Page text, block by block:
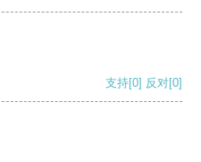
支持[0] 反对[0]